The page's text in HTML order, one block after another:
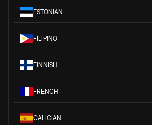
ESTONIAN
FILIPINO
FINNISH
FRENCH
GALICIAN